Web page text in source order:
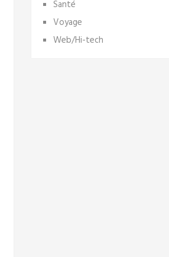
Santé
Voyage
Web/Hi-tech